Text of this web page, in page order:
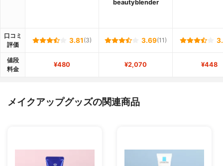
beautyblender
口コミ
評価
3.81 (3) 3.69(11)
値段
料金
¥480 ¥2,070 ¥448
メイクアップグッズの関連商品